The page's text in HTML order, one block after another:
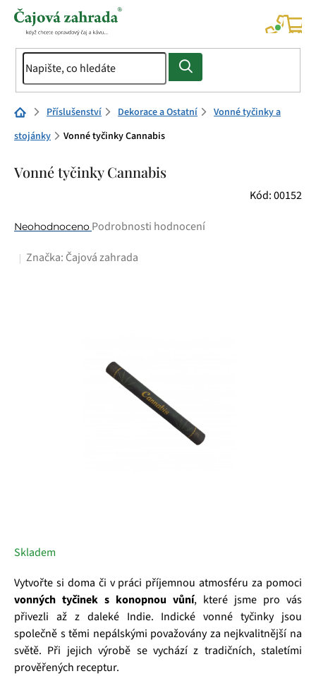
Přejít
Domů Příslušenství Dekorace a Ostatní
Vonné tyčinky a
stojánky
Vonné tyčinky Cannabis
Vonné tyčinky Cannabis
Kód:00152
Průměrné
produktu
Neohodnoceno Podrobnosti hodnocení
Značka: Čajová zahrada
Skladem
Vytvořte si doma či v práci příjemnou atmosféru za pomoci
vonných tyčinek s konopnou vůní, které jsme pro vás
přivezli až z daleké Indie. Indické vonné tyčinky jsou
společně s těmi nepálskými považovány za nejkvalitnější na
světě. Při jejich výrobě se vychází z tradičních, staletími
prověřených receptur.